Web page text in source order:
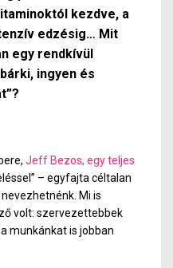
kezdve, a
edzésig… Mit
egy rendkívül
ingyen és
Jeff Bezos, egy teljes
– egyfajta céltalan
Mi is
volt: szervezettebbek
munkánkat is jobban